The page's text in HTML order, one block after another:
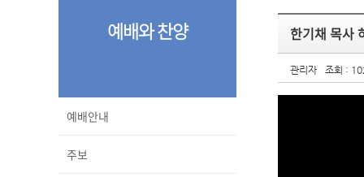
예배와 찬양
예배안내
주보
한기채 목사
관리자 조회 :